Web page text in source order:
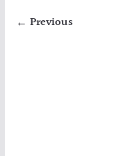
← Previous